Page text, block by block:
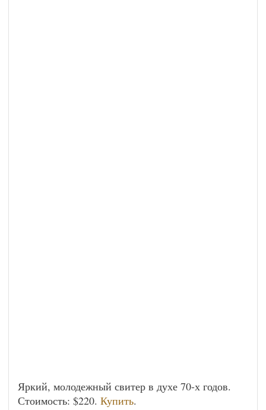
Яркий, молодежный свитер в духе 70-х годов.
Стоимость: $220. Купить.